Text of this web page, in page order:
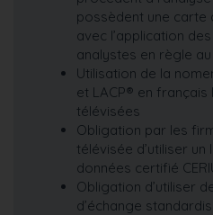
possèdent une carte
avec l’application
analystes en règle au
Utilisation de la
et LACP® en
télévisées
Obligation par les
télévisée d’utiliser
données certifié
Obligation d’utiliser
d’échange